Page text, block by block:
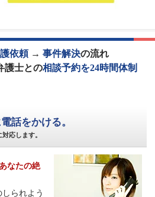
依頼→ 事件解決の流れ
護士との相談予約を24時間体制
話をかける。
対応します。
なたの絶
られよう